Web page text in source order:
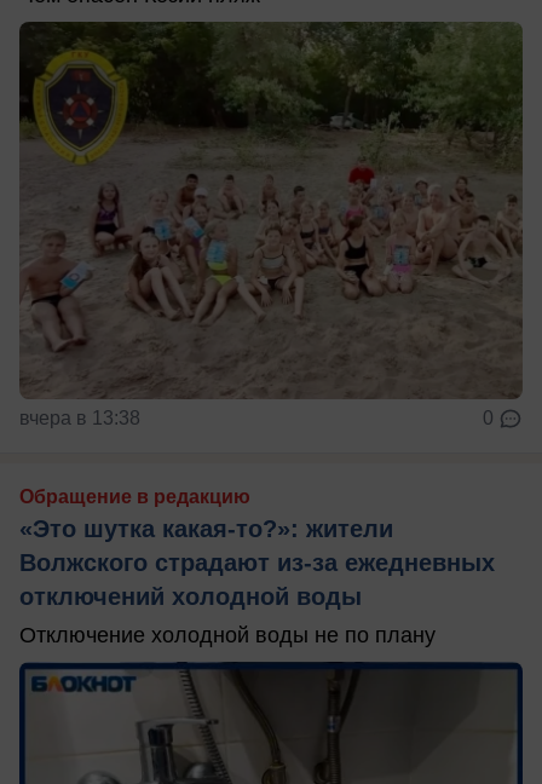
вчера в 13:38 0
Обращение в редакцию
«Это шутка какая-то?»: жители
Волжского страдают из‑за ежедневных
отключений холодной воды
Отключение холодной воды не по плану